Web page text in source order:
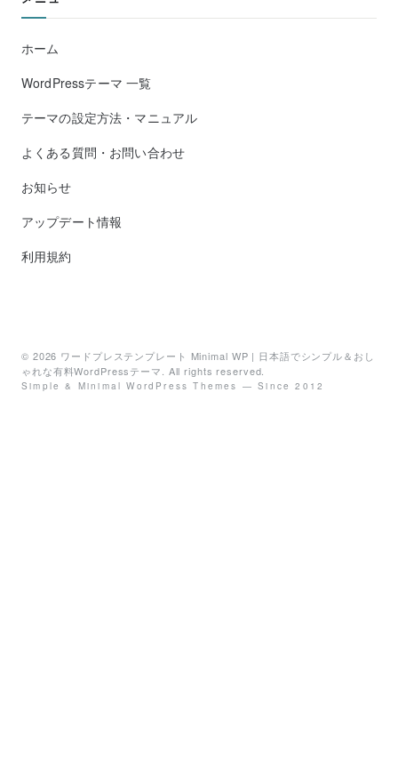
ホーム
WordPressテーマ 一覧
テーマの設定方法・マニュアル
よくある質問・お問い合わせ
お知らせ
アップデート情報
利用規約
© 2026 ワードプレステンプレート Minimal WP | 日本語でシンプル＆おし
ゃれな有料WordPressテーマ
. All rights reserved.
Simple & Minimal WordPress Themes — Since 2012